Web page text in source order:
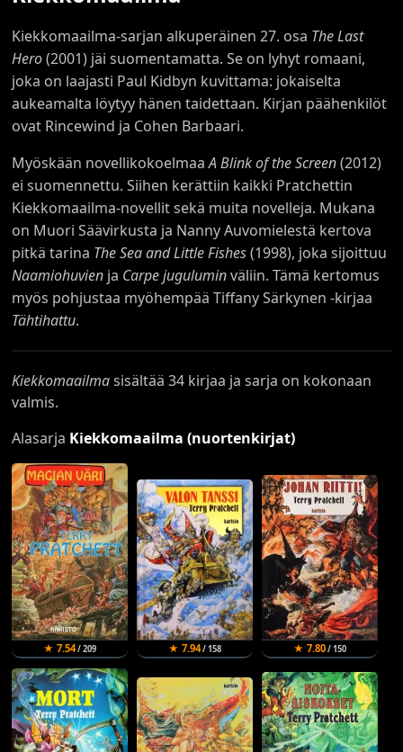
Kiekkomaailma-sarjan alkuperäinen 27. osa The Last
Hero(2001) jäi suomentamatta. Se on lyhyt romaani,
joka on laajasti Paul Kidbyn kuvittama: jokaiselta
aukeamalta löytyy hänen taidettaan. Kirjan päähenkilöt
ovat Rincewind ja Cohen Barbaari.
Myöskään novellikokoelmaaA Blink of the Screen(2012)
ei suomennettu. Siihen kerättiin kaikki Pratchettin
Kiekkomaailma-novellit sekä muita novelleja. Mukana
on Muori Säävirkusta ja Nanny Auvomielestä kertova
pitkä tarina The Sea and Little Fishes(1998), joka sijoittuu
Naamiohuvien ja Carpe juguluminväliin. Tämä kertomus
myös pohjustaa myöhempää Tiffany Särkynen -kirjaa
Tähtihattu.
Kiekkomaailmasisältää 34 kirjaa ja sarja on kokonaan
valmis.
Alasarja Kiekkomaailma (nuortenkirjat)
★ 7.54/ 209 ★ 7.94/ 158 ★ 7.80/ 150